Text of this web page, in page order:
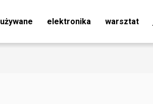
używane elektronika warsztat